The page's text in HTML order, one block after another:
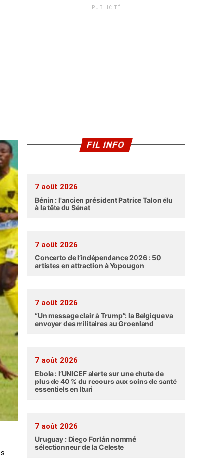
PUBLICITÉ
FIL INFO
7 août 2026
Bénin : l'ancien président Patrice Talon élu
à la tête du Sénat
7 août 2026
Concerto de l’indépendance 2026 : 50
artistes en attraction à Yopougon
7 août 2026
“Un message clair à Trump”: la Belgique va
envoyer des militaires au Groenland
7 août 2026
Ebola : l’UNICEF alerte sur une chute de
plus de 40 % du recours aux soins de santé
essentiels en Ituri
7 août 2026
Uruguay : Diego Forlán nommé
sélectionneur de la Celeste